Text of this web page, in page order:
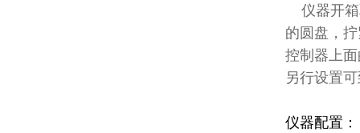
仪器开箱
的圆盘，
控制器上
另行设置
仪器配置：